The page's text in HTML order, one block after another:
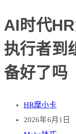
AI时代
执行者到
备好了吗
HR摩小卡
2026年6月1日